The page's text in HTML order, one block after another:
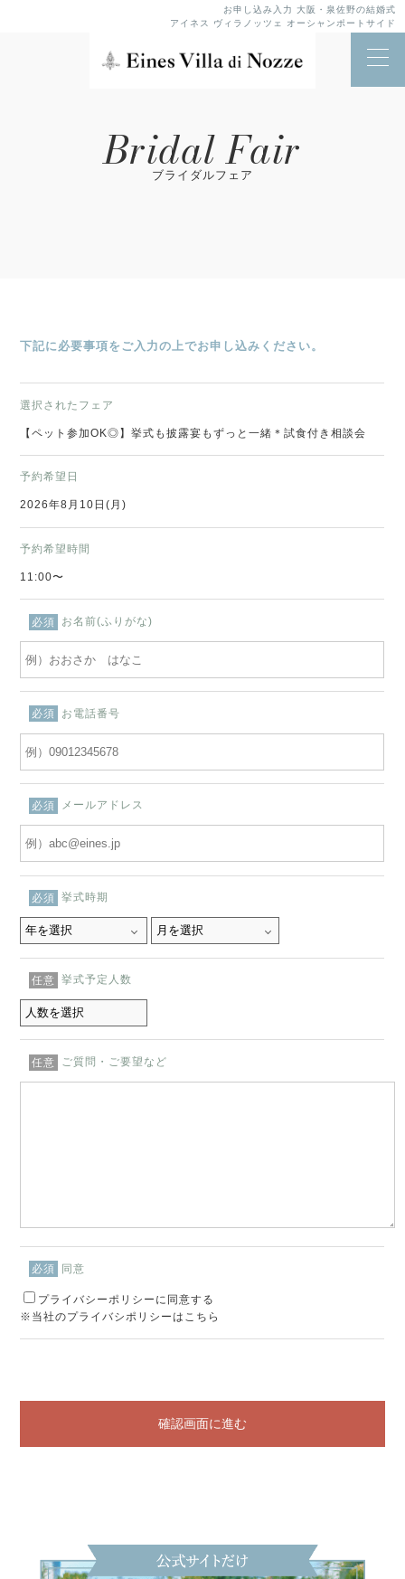
お申し込み入力 大阪・泉佐野の結婚式
アイネス ヴィラノッツェ オーシャンポートサイド
Bridal Fair
ブライダルフェア
下記に必要事項をご入力の上でお申し込みください。
選択されたフェア
【ペット参加OK◎】挙式も披露宴もずっと一緒＊試食付き相談会
予約希望日
2026年8月10日(月)
予約希望時間
11:00〜
必須 お名前(ふりがな)
必須 お電話番号
必須 メールアドレス
必須 挙式時期
任意 挙式予定人数
任意 ご質問・ご要望など
必須 同意
プライバシーポリシーに同意する
※当社のプライバシポリシーはこちら
確認画面に進む